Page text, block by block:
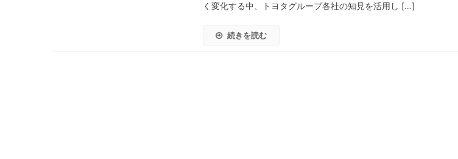
く変化する中、トヨタグループ各社の知見を活用し […]
続きを読む